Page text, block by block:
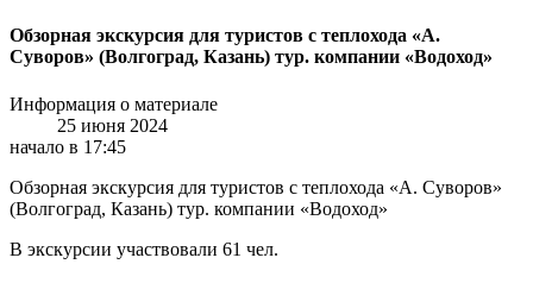
Обзорная экскурсия для туристов с теплохода «А.
Суворов» (Волгоград, Казань) тур. компании «Водоход»
Информация о материале
25 июня 2024
начало в 17:45
Обзорная экскурсия для туристов с теплохода «А. Суворов»
(Волгоград, Казань) тур. компании «Водоход»
В экскурсии участвовали 61 чел.